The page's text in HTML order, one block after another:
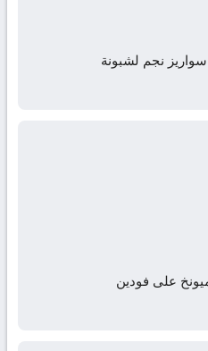
نجم لشبونة
على فودين